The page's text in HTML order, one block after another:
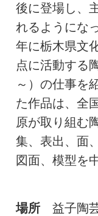
後に登場し、
れるようにな
年に栃木県文
点に活動する
～）の仕事を
た作品は、全
原が取り組む
集、表出、面
図面、模型を
場所益子陶